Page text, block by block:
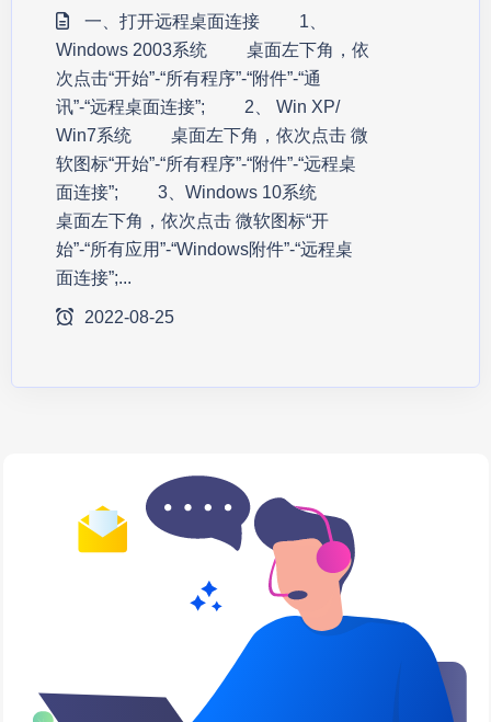
一、打开远程桌面连接 1、
Windows 2003系统 桌面左下角，依
次点击“开始”-“所有程序”-“附件”-“通
讯”-“远程桌面连接”; 2、 Win XP/
Win7系统 桌面左下角，依次点击 微
软图标“开始”-“所有程序”-“附件”-“远程桌
面连接”; 3、Windows 10系统
桌面左下角，依次点击 微软图标“开
始”-“所有应用”-“Windows附件”-“远程桌
面连接”;...
2022-08-25